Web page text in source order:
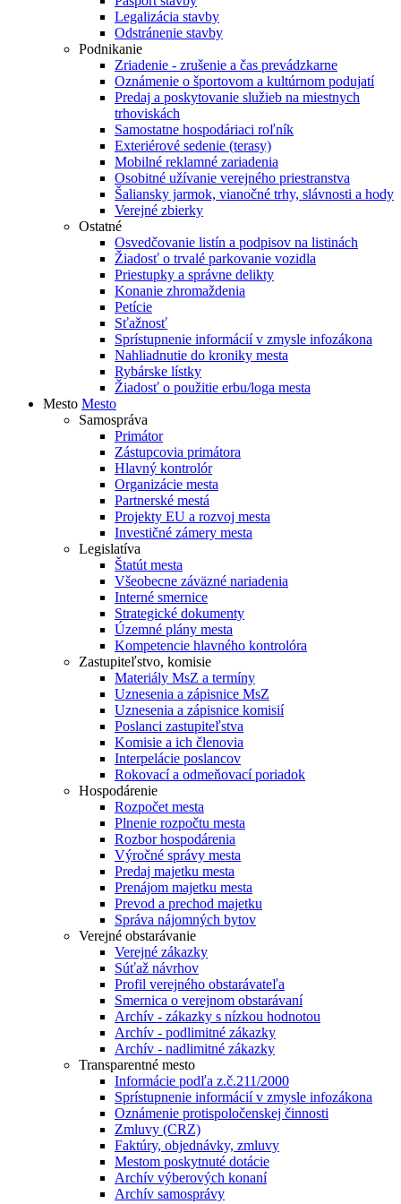
Legalizácia stavby
Odstránenie stavby
Podnikanie
Zriadenie - zrušenie a čas prevádzkarne
Oznámenie o športovom a kultúrnom podujatí
Predaj a poskytovanie služieb na miestnych
trhoviskách
Samostatne hospodáriaci roľník
Exteriérové sedenie (terasy)
Mobilné reklamné zariadenia
Osobitné užívanie verejného priestranstva
Šaliansky jarmok, vianočné trhy, slávnosti a hody
Verejné zbierky
Ostatné
Osvedčovanie listín a podpisov na listinách
Žiadosť o trvalé parkovanie vozidla
Priestupky a správne delikty
Konanie zhromaždenia
Petície
Sťažnosť
Sprístupnenie informácií v zmysle infozákona
Nahliadnutie do kroniky mesta
Rybárske lístky
Žiadosť o použitie erbu/loga mesta
Mesto Mesto
Samospráva
Primátor
Zástupcovia primátora
Hlavný kontrolór
Organizácie mesta
Partnerské mestá
Projekty EU a rozvoj mesta
Investičné zámery mesta
Legislatíva
Štatút mesta
Všeobecne záväzné nariadenia
Interné smernice
Strategické dokumenty
Územné plány mesta
Kompetencie hlavného kontrolóra
Zastupiteľstvo, komisie
Materiály MsZ a termíny
Uznesenia a zápisnice MsZ
Uznesenia a zápisnice komisií
Poslanci zastupiteľstva
Komisie a ich členovia
Interpelácie poslancov
Rokovací a odmeňovací poriadok
Hospodárenie
Rozpočet mesta
Plnenie rozpočtu mesta
Rozbor hospodárenia
Výročné správy mesta
Predaj majetku mesta
Prenájom majetku mesta
Prevod a prechod majetku
Správa nájomných bytov
Verejné obstarávanie
Verejné zákazky
Súťaž návrhov
Profil verejného obstarávateľa
Smernica o verejnom obstarávaní
Archív - zákazky s nízkou hodnotou
Archív - podlimitné zákazky
Archív - nadlimitné zákazky
Transparentné mesto
Informácie podľa z.č.211/2000
Sprístupnenie informácií v zmysle infozákona
Oznámenie protispoločenskej činnosti
Zmluvy (CRZ)
Faktúry, objednávky, zmluvy
Mestom poskytnuté dotácie
Archív výberových konaní
Archív samosprávy